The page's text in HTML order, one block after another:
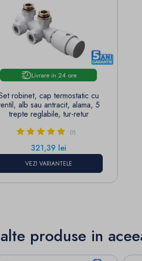
Livrare in 24 ore
robinet, cap termostatic cu
alb sau antracit, alama, 5
trepte reglabile, tur-retur
(7)
Pret
321,39 lei
VEZI VARIANTELE
produse in